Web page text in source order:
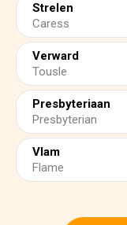
Strelen
Caress
Verward
Tousle
Presbyteriaan
Presbyterian
Vlam
Flame